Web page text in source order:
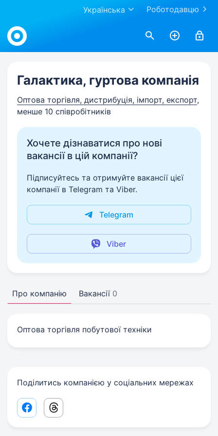
Роботодавцю
Українська
Work.ua
Галактика, гуртова компанія
Оптова торгівля, дистрибуція, імпорт, експорт,
менше 10 співробітників
Хочете дізнаватися про нові
вакансії в цій компанії?
Підписуйтесь та отримуйте вакансії цієї
компанії в Telegram та Viber.
Telegram
Viber
Про компанію Вакансії 0
Оптова торгівля побутової техніки
Поділитись компанією у соціальних мережах
Facebook share link
Threads share link